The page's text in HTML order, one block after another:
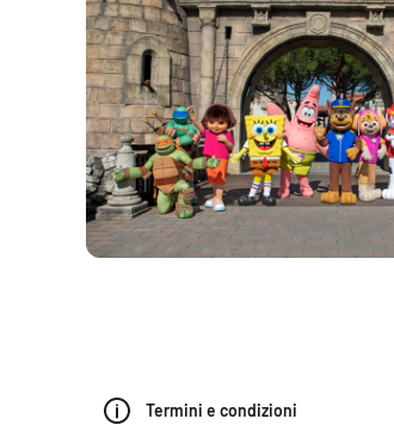
Termini e condizioni